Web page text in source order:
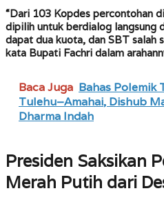
“Dari 103 Kopdes percontohan
dipilih untuk berdialog langsung
dapat dua kuota, dan SBT salah
kata Bupati Fachri dalam
Baca Juga Bahas Polemik
Tulehu–Amahai, Dishub
Dharma Indah
Presiden Saksikan
Merah Putih dari